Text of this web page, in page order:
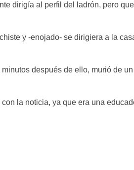
dirigía al perfil del ladrón, pero que
y -enojado- se dirigiera a la
después de ello, murió de un
la noticia, ya que era una